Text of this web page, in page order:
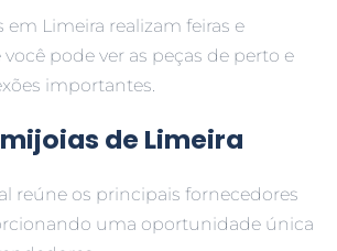
em Limeira realizam feiras e
pode ver as peças de perto e
importantes.
de Limeira
reúne os principais fornecedores
uma oportunidade única